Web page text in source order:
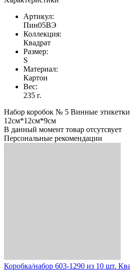
Артикул:
Пин05ВЭ
Коллекция:
Квадрат
Размер:
S
Материал:
Картон
Вес:
235 г.
Набор коробок № 5 Винные
12см*12см*9см
В данный момент товар отсутсвует
Персональные рекомендации
Коробка/набор 603-1290 из 10 шт.